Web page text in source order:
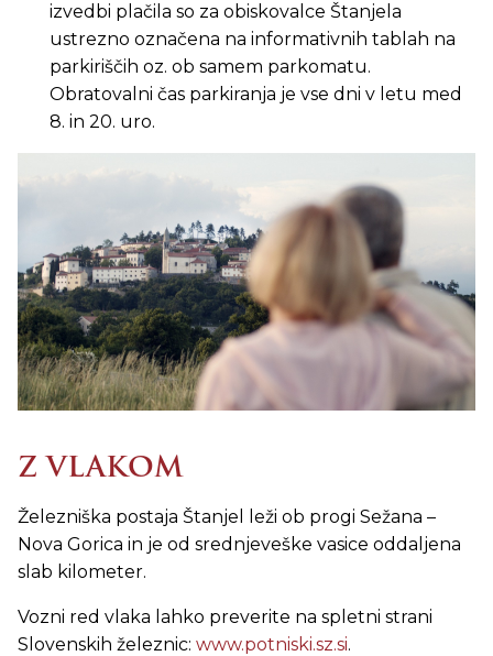
izvedbi plačila so za obiskovalce Štanjela
ustrezno označena na informativnih tablah na
parkiriščih oz. ob samem parkomatu.
Obratovalni čas parkiranja je vse dni v letu med
8. in 20. uro.
Z VLAKOM
Železniška postaja Štanjel leži ob progi Sežana –
Nova Gorica in je od srednjeveške vasice oddaljena
slab kilometer.
Vozni red vlaka lahko preverite na spletni strani
Slovenskih železnic: www.potniski.sz.si.